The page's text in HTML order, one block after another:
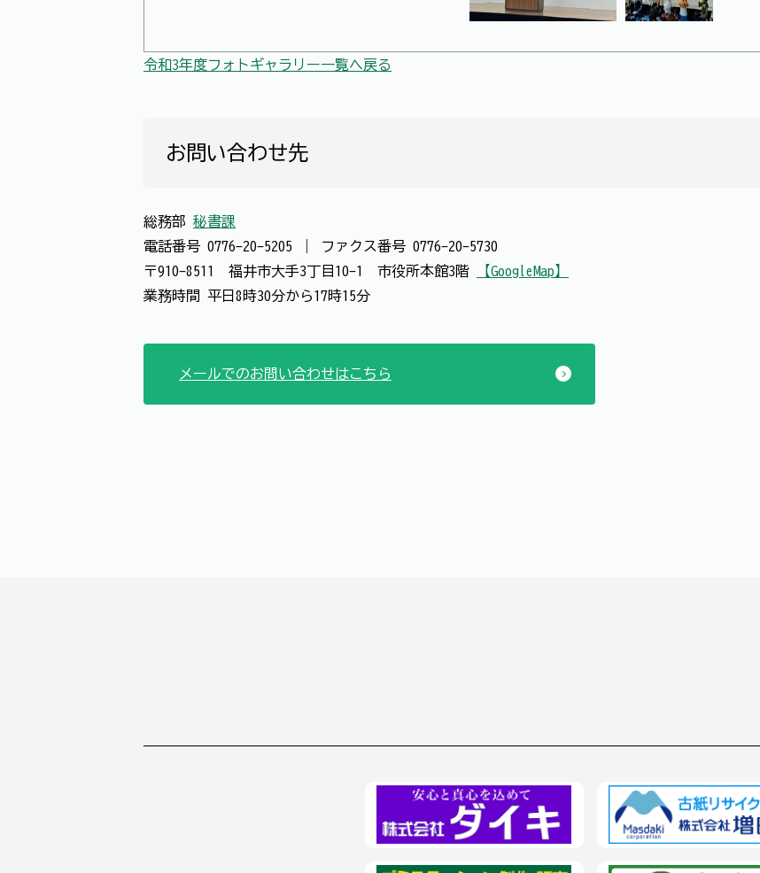
令和3年度フォトギャラリー一覧へ戻る
お問い合わせ先
総務部 秘書課
電話番号 0776-20-5205 ファクス番号 0776-20-5730
〒910-8511 福井市大手3丁目10-1 市役所本館3階
【GoogleMap】
業務時間 平日8時30分から17時15分
メールでのお問い合わせはこちら